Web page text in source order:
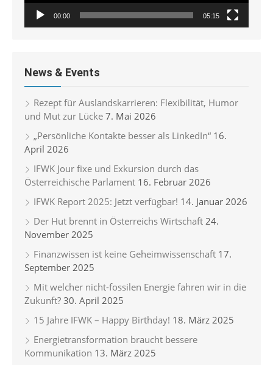
00:00 05:15
News & Events
Rezept für Auslandskarrieren: Flexibilität, Humor
und Mut zur Lücke 7. Mai 2026
„Persönliche Kontakte besser als LinkedIn“ 16.
April 2026
IFWK Jour fixe und Exkursion durch das
Österreichische Parlament 16. Februar 2026
IFWK Report 2025: Jetzt verfügbar! 14. Januar 2026
Der Hut brennt in Österreichs Wirtschaft 24.
November 2025
Finanzwissen ist keine Geheimwissenschaft 17.
September 2025
Mit welcher nicht-fossilen Energie fahren wir in die
Zukunft? 30. April 2025
15 Jahre IFWK – Happy Birthday! 18. März 2025
Energietransformation braucht bessere
Kommunikation 13. März 2025